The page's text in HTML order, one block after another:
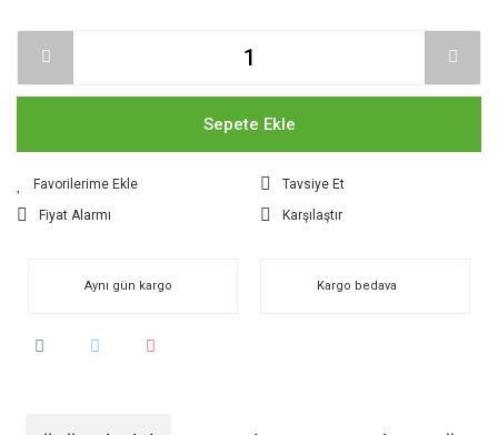
Sepete Ekle
Tavsiye Et
Fiyat Alarmı
Karşılaştır
Aynı gün kargo Kargo bedava